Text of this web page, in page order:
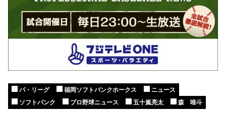
パ・リーグ 福岡ソフトバンクホークス
ニュース
ソフトバンク
プロ野球ニュース 五十嵐亮太 森 唯斗